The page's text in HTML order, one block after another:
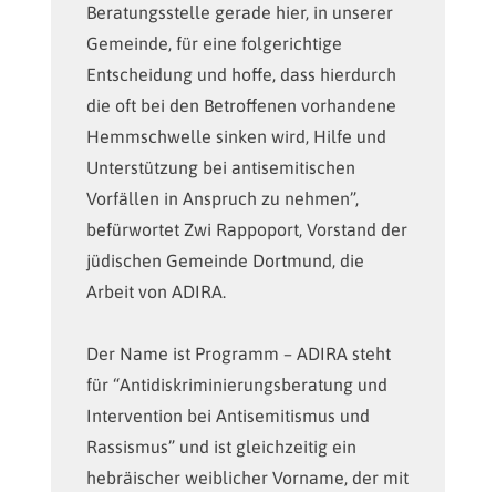
Beratungsstelle gerade hier, in unserer
Gemeinde, für eine folgerichtige
Entscheidung und hoffe, dass hierdurch
die oft bei den Betroffenen vorhandene
Hemmschwelle sinken wird, Hilfe und
Unterstützung bei antisemitischen
Vorfällen in Anspruch zu nehmen”,
befürwortet Zwi Rappoport, Vorstand der
jüdischen Gemeinde Dortmund, die
Arbeit von ADIRA.
Der Name ist Programm – ADIRA steht
für “Antidiskriminierungsberatung und
Intervention bei Antisemitismus und
Rassismus” und ist gleichzeitig ein
hebräischer weiblicher Vorname, der mit